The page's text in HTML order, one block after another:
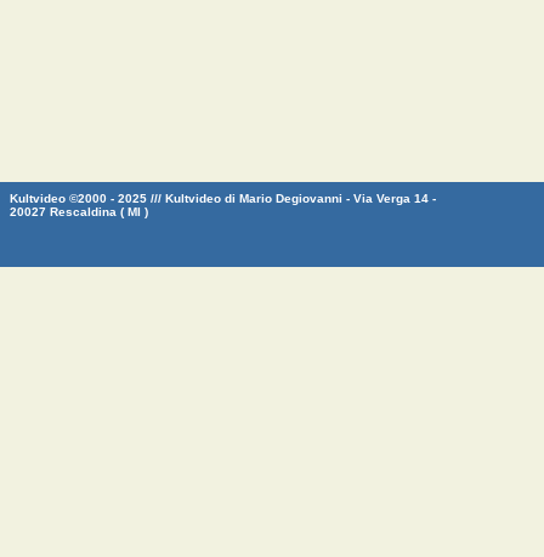
Kultvideo ©2000 - 2025 /// Kultvideo di Mario Degiovanni - Via Verga 14 -
20027 Rescaldina ( MI )